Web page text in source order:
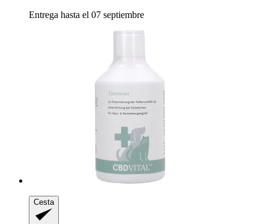
Entrega hasta el 07 septiembre
Cesta